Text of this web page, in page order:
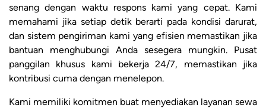
senang dengan waktu respons kami yang cepat. Kami
memahami jika setiap detik berarti pada kondisi darurat,
dan sistem pengiriman kami yang efisien memastikan jika
bantuan menghubungi Anda sesegera mungkin. Pusat
panggilan khusus kami bekerja 24/7, memastikan jika
kontribusi cuma dengan menelepon.
Kami memiliki komitmen buat menyediakan layanan sewa